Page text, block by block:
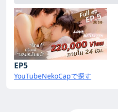
EP5
YouTubeNekoCapで探す